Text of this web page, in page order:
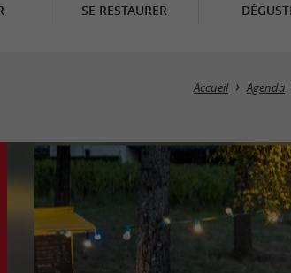
SE RESTAURER
Accueil Agenda